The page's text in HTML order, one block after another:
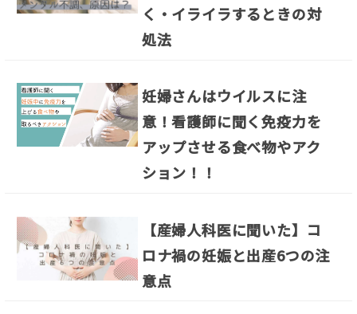
く・イライラするときの対
処法
妊婦さんはウイルスに注
意！看護師に聞く免疫力を
アップさせる食べ物やアク
ション！！
【産婦人科医に聞いた】コ
ロナ禍の妊娠と出産6つの注
意点